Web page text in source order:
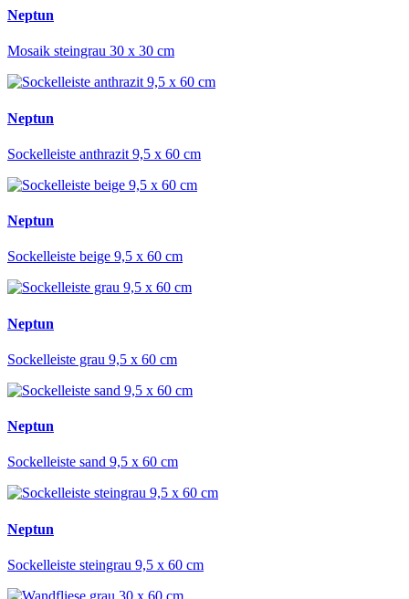
Neptun
Mosaik steingrau 30 x 30 cm
Neptun
Sockelleiste anthrazit 9,5 x 60 cm
Neptun
Sockelleiste beige 9,5 x 60 cm
Neptun
Sockelleiste grau 9,5 x 60 cm
Neptun
Sockelleiste sand 9,5 x 60 cm
Neptun
Sockelleiste steingrau 9,5 x 60 cm